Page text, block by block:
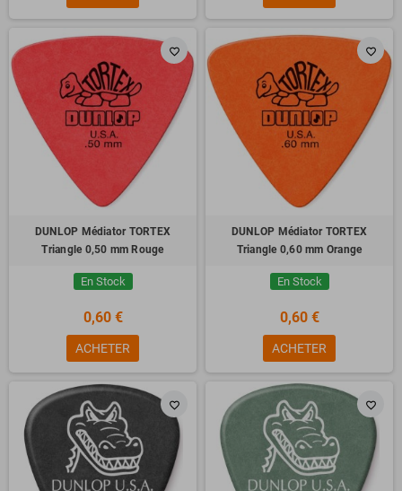
favorite_border
DUNLOP Médiator TORTEX
Triangle 0,50 mm Rouge
En Stock
0,60 €
ACHETER
favorite_border
DUNLOP Médiator TORTEX
Triangle 0,60 mm Orange
En Stock
0,60 €
ACHETER
favorite_border favorite_border